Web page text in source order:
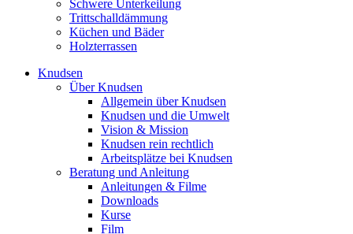
Schwere Unterkeilung
Trittschalldämmung
Küchen und Bäder
Holzterrassen
Knudsen
Über Knudsen
Allgemein über Knudsen
Knudsen und die Umwelt
Vision & Mission
Knudsen rein rechtlich
Arbeitsplätze bei Knudsen
Beratung und Anleitung
Anleitungen & Filme
Downloads
Kurse
Film